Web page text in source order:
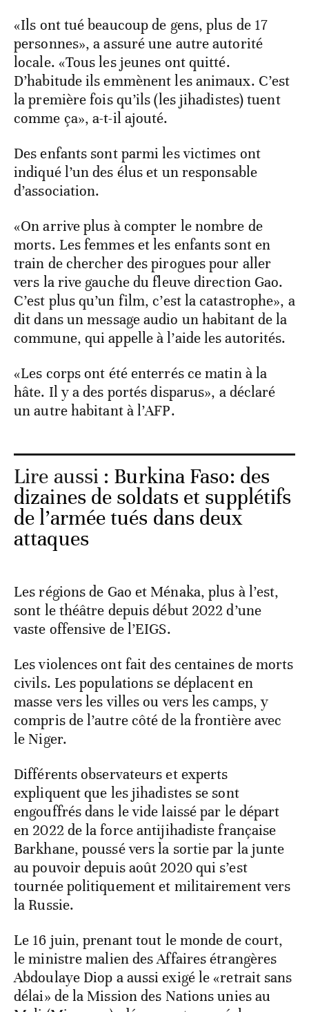
«Ils ont tué beaucoup de gens, plus de 17
personnes», a assuré une autre autorité
locale. «Tous les jeunes ont quitté.
D’habitude ils emmènent les animaux. C’est
la première fois qu’ils (les jihadistes) tuent
comme ça», a-t-il ajouté.
Des enfants sont parmi les victimes ont
indiqué l’un des élus et un responsable
d’association.
«On arrive plus à compter le nombre de
morts. Les femmes et les enfants sont en
train de chercher des pirogues pour aller
vers la rive gauche du fleuve direction Gao.
C’est plus qu’un film, c’est la catastrophe», a
dit dans un message audio un habitant de la
commune, qui appelle à l’aide les autorités.
«Les corps ont été enterrés ce matin à la
hâte. Il y a des portés disparus», a déclaré
un autre habitant à l’AFP.
Lire aussi : Burkina Faso: des
dizaines de soldats et supplétifs
de l’armée tués dans deux
attaques
Les régions de Gao et Ménaka, plus à l’est,
sont le théâtre depuis début 2022 d’une
vaste offensive de l’EIGS.
Les violences ont fait des centaines de morts
civils. Les populations se déplacent en
masse vers les villes ou vers les camps, y
compris de l’autre côté de la frontière avec
le Niger.
Différents observateurs et experts
expliquent que les jihadistes se sont
engouffrés dans le vide laissé par le départ
en 2022 de la force antijihadiste française
Barkhane, poussé vers la sortie par la junte
au pouvoir depuis août 2020 qui s’est
tournée politiquement et militairement vers
la Russie.
Le 16 juin, prenant tout le monde de court,
le ministre malien des Affaires étrangères
Abdoulaye Diop a aussi exigé le «retrait sans
délai» de la Mission des Nations unies au